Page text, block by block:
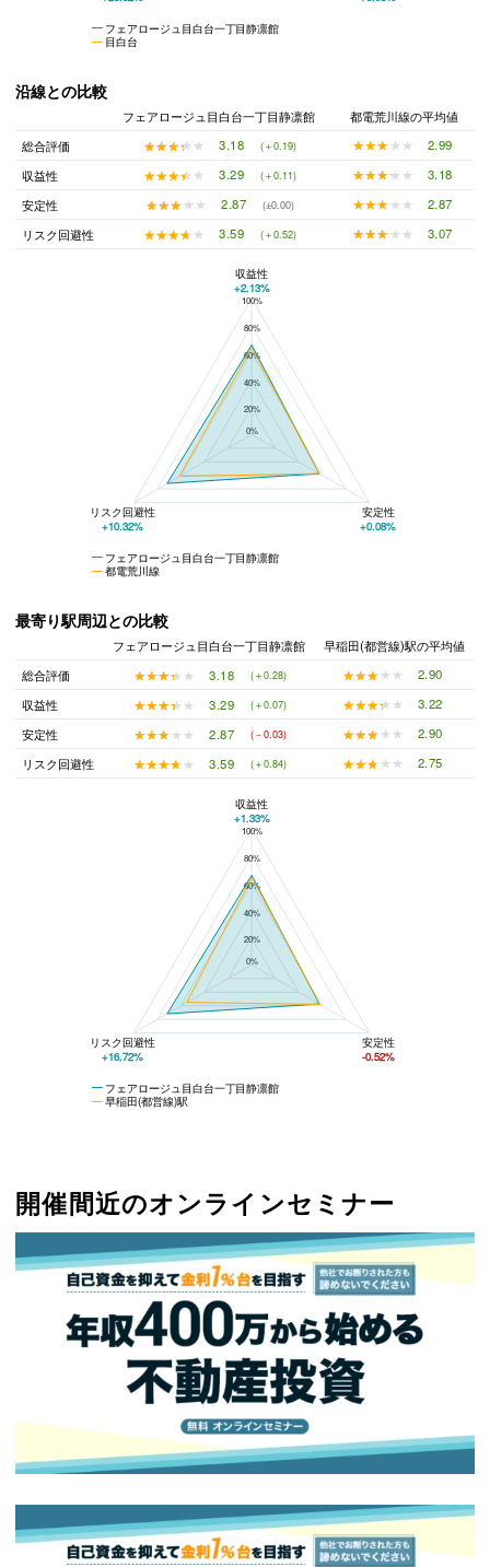
フェアロージュ目白台一丁目静凛館
目白台
沿線との比較
フェアロージュ目白台一丁目静凛館
都電荒川線の平均値
総合評価
★★★★★
★★★★★ 3.18 (＋0.19) ★★★★★
★★★★★
2.99
収益性
★★★★★
★★★★★ 3.29 (＋0.11) ★★★★★
★★★★★
3.18
安定性
★★★★★
★★★★★ 2.87 (±0.00) ★★★★★
★★★★★
2.87
リスク回避性
★★★★★
★★★★★ 3.59 (＋0.52) ★★★★★
★★★★★ 3.07
フェアロージュ目白台一丁目静凛館と都電荒川線の平均値の総合評価の比較
100%
80%
60%
40%
20%
0%
フェアロージュ目白台一丁目静凛館
都電荒川線
収益性
+2.13%
リスク回避性
+10.32%
安定性
+0.08%
最寄り駅周辺との比較
フェアロージュ目白台一丁目静凛館
早稲田(都営線)駅の平均値
総合評価
★★★★★
★★★★★ 3.18 (＋0.28) ★★★★★
★★★★★
2.90
収益性
★★★★★
★★★★★ 3.29 (＋0.07) ★★★★★
★★★★★
3.22
安定性
★★★★★
★★★★★ 2.87 (－0.03) ★★★★★
★★★★★
2.90
リスク回避性
★★★★★
★★★★★ 3.59 (＋0.84) ★★★★★
★★★★★ 2.75
フェアロージュ目白台一丁目静凛館と早稲田(都営線)駅の平均値の総合評価の比較
100%
80%
60%
40%
20%
0%
フェアロージュ目白台一丁目静凛館
早稲田(都営線)駅
収益性
+1.33%
リスク回避性
+16.72%
安定性
-0.52%
開催間近のオンラインセミナー